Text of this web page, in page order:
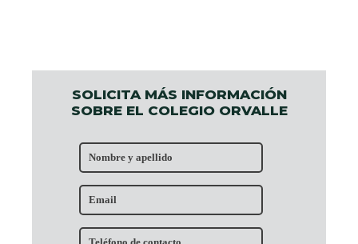
SOLICITA MÁS INFORMACIÓN
SOBRE EL COLEGIO ORVALLE